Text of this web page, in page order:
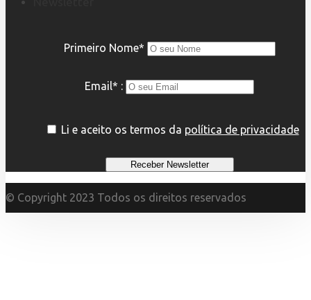
Primeiro Nome*
Email* :
Li e aceito os termos da política de privacidade
© Copyright 2023 Todos os direitos reservados